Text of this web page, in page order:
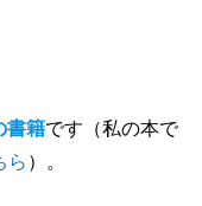
書籍です（私の本で
ら ）。